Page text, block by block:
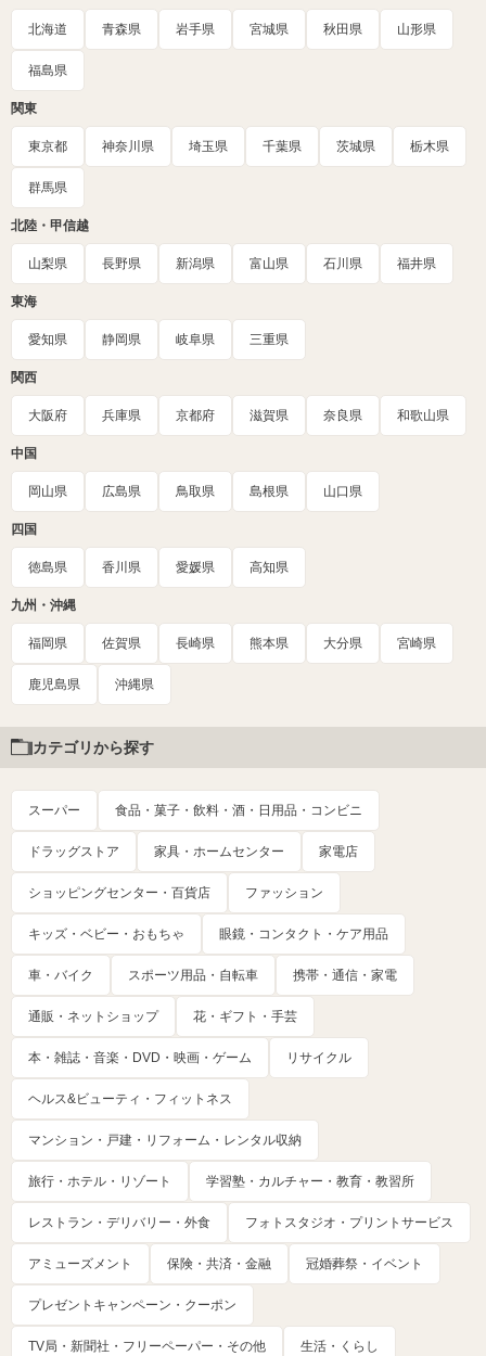
北海道 青森県 岩手県 宮城県 秋田県 山形県
福島県
関東
東京都 神奈川県 埼玉県 千葉県 茨城県 栃木県
群馬県
北陸・甲信越
山梨県 長野県 新潟県 富山県 石川県 福井県
東海
愛知県 静岡県 岐阜県 三重県
関西
大阪府 兵庫県 京都府 滋賀県 奈良県 和歌山県
中国
岡山県 広島県 鳥取県 島根県 山口県
四国
徳島県 香川県 愛媛県 高知県
九州・沖縄
福岡県 佐賀県 長崎県 熊本県 大分県 宮崎県
鹿児島県 沖縄県
カテゴリから探す
スーパー 食品・菓子・飲料・酒・日用品・コンビニ
ドラッグストア 家具・ホームセンター 家電店
ショッピングセンター・百貨店 ファッション
キッズ・ベビー・おもちゃ 眼鏡・コンタクト・ケア用品
車・バイク スポーツ用品・自転車 携帯・通信・家電
通販・ネットショップ 花・ギフト・手芸
本・雑誌・音楽・DVD・映画・ゲーム リサイクル
ヘルス&ビューティ・フィットネス
マンション・戸建・リフォーム・レンタル収納
旅行・ホテル・リゾート 学習塾・カルチャー・教育・教習所
レストラン・デリバリー・外食 フォトスタジオ・プリントサービス
アミューズメント 保険・共済・金融 冠婚葬祭・イベント
プレゼントキャンペーン・クーポン
TV局・新聞社・フリーペーパー・その他 生活・くらし